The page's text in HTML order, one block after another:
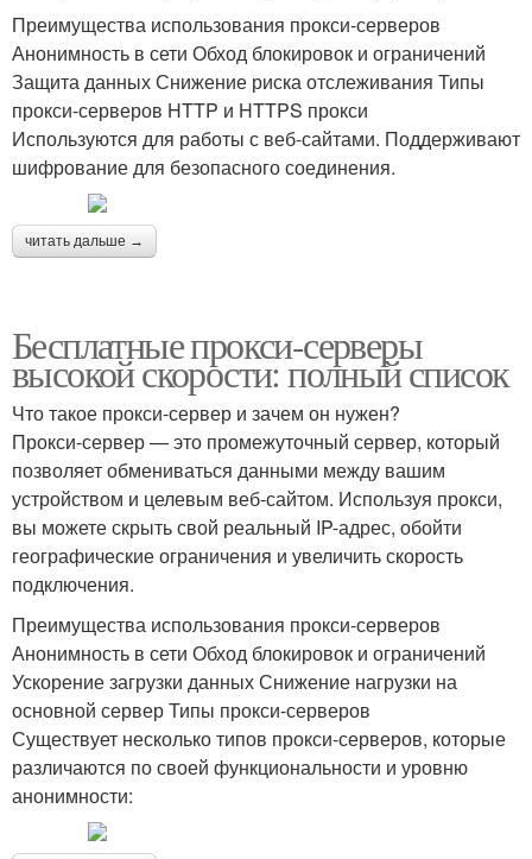
Преимущества использования прокси-серверов
Анонимность в сети Обход блокировок и ограничений
Защита данных Снижение риска отслеживания Типы
прокси-серверов HTTP и HTTPS прокси
Используются для работы с веб-сайтами. Поддерживают
шифрование для безопасного соединения.
читать дальше →
Бесплатные прокси-серверы
высокой скорости: полный список
Что такое прокси-сервер и зачем он нужен?
Прокси-сервер — это промежуточный сервер, который
позволяет обмениваться данными между вашим
устройством и целевым веб-сайтом. Используя прокси,
вы можете скрыть свой реальный IP-адрес, обойти
географические ограничения и увеличить скорость
подключения.
Преимущества использования прокси-серверов
Анонимность в сети Обход блокировок и ограничений
Ускорение загрузки данных Снижение нагрузки на
основной сервер Типы прокси-серверов
Существует несколько типов прокси-серверов, которые
различаются по своей функциональности и уровню
анонимности: